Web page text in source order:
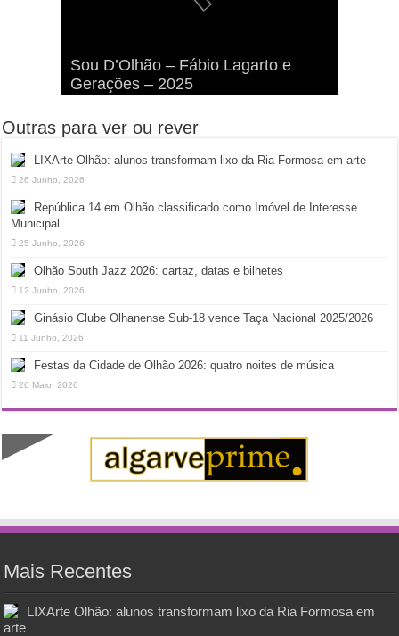
Qualidade de Ouro nas praias em
2026
Sou D’Olhão – Fábio Lagarto e
Gerações – 2025
Armona: Música, Comida e
Diversão à Beira-Ria!
Taphani X Benkest: Vídeo Musical
na Ilha da Armona
“Lavar a Loiça” na Ilha dos
Hangares
Outras para ver ou rever
LIXArte Olhão: alunos transformam lixo da Ria Formosa em arte
26 Junho, 2026
República 14 em Olhão classificado como Imóvel de Interesse
Municipal
25 Junho, 2026
Olhão South Jazz 2026: cartaz, datas e bilhetes
12 Junho, 2026
Ginásio Clube Olhanense Sub-18 vence Taça Nacional 2025/2026
11 Junho, 2026
Festas da Cidade de Olhão 2026: quatro noites de música
26 Maio, 2026
Mais Recentes
LIXArte Olhão: alunos transformam lixo da Ria Formosa em
arte